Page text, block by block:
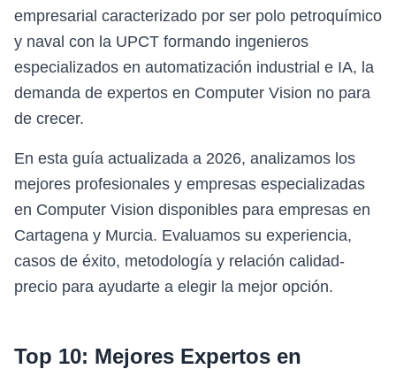
empresarial caracterizado por ser polo petroquímico
y naval con la UPCT formando ingenieros
especializados en automatización industrial e IA, la
demanda de expertos en Computer Vision no para
de crecer.
En esta guía actualizada a 2026, analizamos los
mejores profesionales y empresas especializadas
en Computer Vision disponibles para empresas en
Cartagena y Murcia. Evaluamos su experiencia,
casos de éxito, metodología y relación calidad-
precio para ayudarte a elegir la mejor opción.
Top 10: Mejores Expertos en